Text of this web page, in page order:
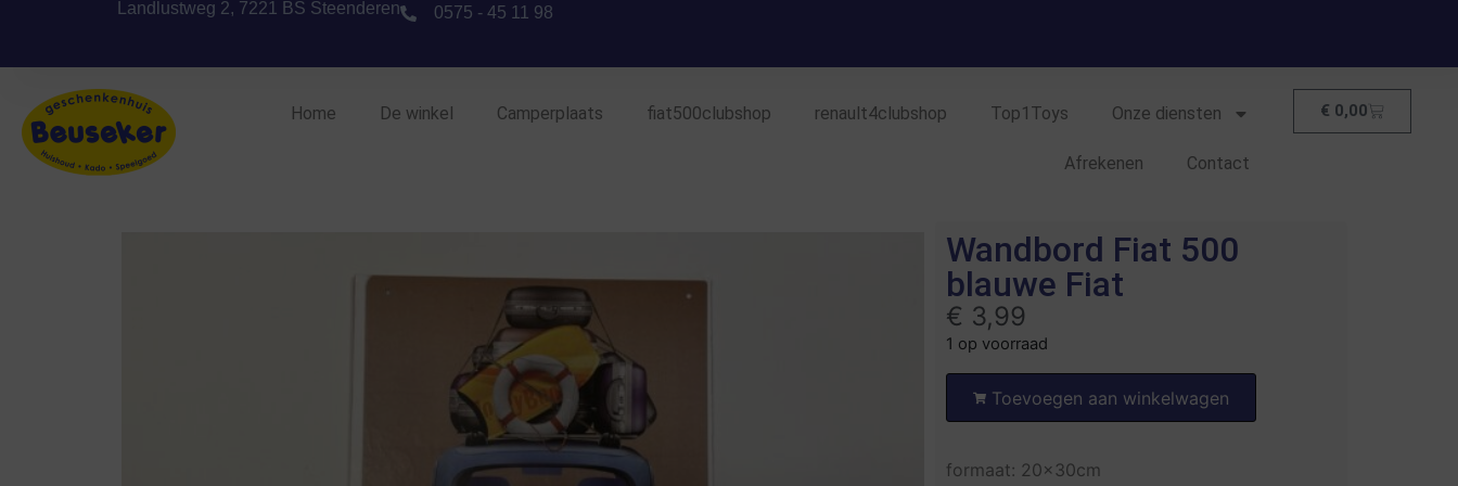
Landlustweg 2, 7221 BS Steenderen 0575 - 45 11 98
Home De winkel Camperplaats fiat500clubshop renault4clubshop Top1Toys Onze diensten
Afrekenen Contact
€ 0,00
Wandbord Fiat 500
blauwe Fiat
€ 3,99
1 op voorraad
Toevoegen aan winkelwagen
formaat: 20x30cm